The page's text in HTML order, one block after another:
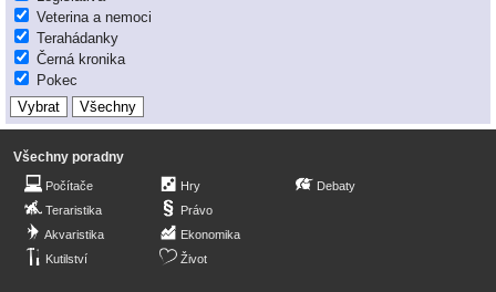
Veterina a nemoci
Terahádanky
Černá kronika
Pokec
Všechny poradny
Počítače
Teraristika
Akvaristika
Kutilství
Hry
Právo
Ekonomika
Život
Debaty